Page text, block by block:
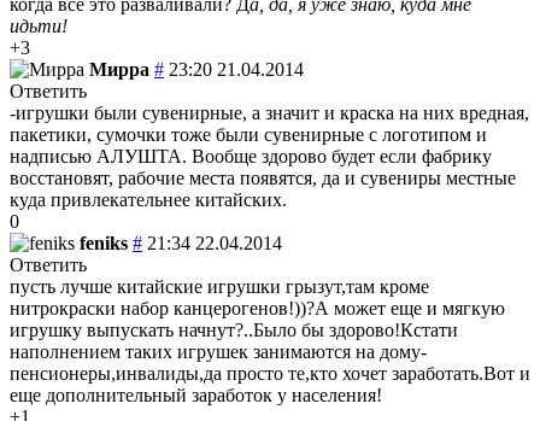
идьти!
+3
Мирра # 23:20 21.04.2014
Ответить
-игрушки были сувенирные, а значит и краска на них вредная,
пакетики, сумочки тоже были сувенирные с логотипом и
надписью АЛУШТА. Вообще здорово будет если фабрику
восстановят, рабочие места появятся, да и сувениры местные
куда привлекательнее китайских.
0
feniks # 21:34 22.04.2014
Ответить
пусть лучше китайские игрушки грызут,там кроме
нитрокраски набор канцерогенов!))?А может еще и мягкую
игрушку выпускать начнут?..Было бы здорово!Кстати
наполнением таких игрушек занимаются на дому-
пенсионеры,инвалиды,да просто те,кто хочет заработать.Вот и
еще дополнительный заработок у населения!
+1